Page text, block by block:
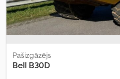
Pašizgāzējs
Bell B30D